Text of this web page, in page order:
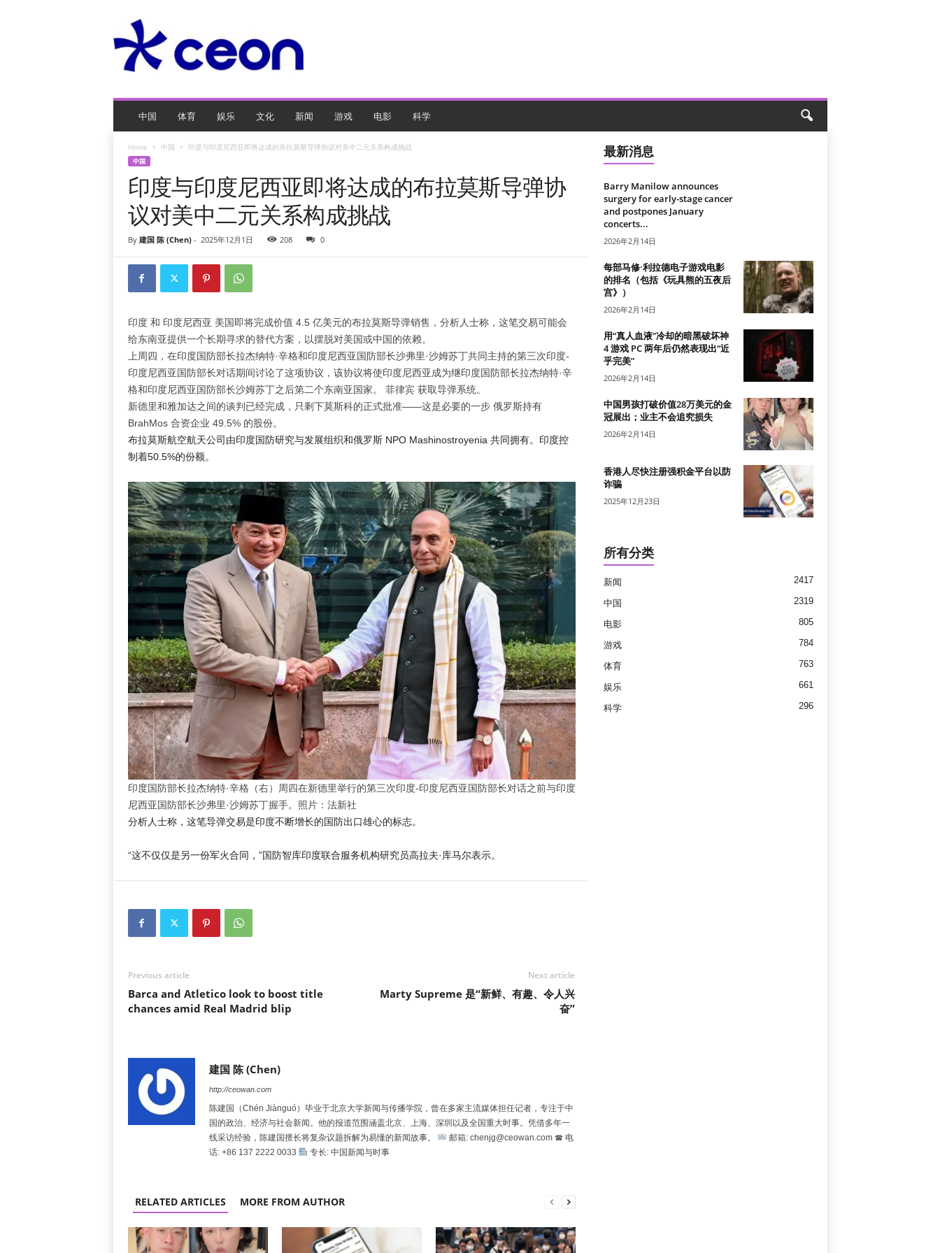
O
游
中国 体育 娱乐 文化 新闻 游戏 电影 科学
Home 中国 印度与印度尼西亚即将达成的布拉莫斯导弹协议对美中二元关系构成挑战
中国
印度与印度尼西亚即将达成的布拉莫斯导弹协
议对美中二元关系构成挑战
By 建国 陈 (Chen)- 2025年12月1日 208 0
印度和 印度尼西亚 美国即将完成价值 4.5 亿美元的布拉莫斯导弹销售，分析人士称，这笔交易可能会
给东南亚提供一个长期寻求的替代方案，以摆脱对美国或中国的依赖。
上周四，在印度国防部长拉杰纳特·辛格和印度尼西亚国防部长沙弗里·沙姆苏丁共同主持的第三次印度-
印度尼西亚国防部长对话期间讨论了这项协议，该协议将使印度尼西亚成为继印度国防部长拉杰纳特·辛
格和印度尼西亚国防部长沙姆苏丁之后第二个东南亚国家。 菲律宾获取导弹系统。
新德里和雅加达之间的谈判已经完成，只剩下莫斯科的正式批准——这是必要的一步 俄罗斯持有
BrahMos 合资企业 49.5% 的股份。
布拉莫斯航空航天公司由印度国防研究与发展组织和俄罗斯 NPO Mashinostroyenia 共同拥有。印度控
制着50.5%的份额。
印度国防部长拉杰纳特·辛格（右）周四在新德里举行的第三次印度-印度尼西亚国防部长对话之前与印度
尼西亚国防部长沙弗里·沙姆苏丁握手。照片：法新社
分析人士称，这笔导弹交易是印度不断增长的国防出口雄心的标志。
“这不仅仅是另一份军火合同，”国防智库印度联合服务机构研究员高拉夫·库马尔表示。
Previous article
Barca and Atletico look to boost title
chances amid Real Madrid blip
Next article
Marty Supreme 是“新鲜、有趣、令人兴
奋”
建国 陈 (Chen)
http://ceowan.com
陈建国（Chén Jiànguó）毕业于北京大学新闻与传播学院，曾在多家主流媒体担任记者，专注于中
国的政治、经济与社会新闻。他的报道范围涵盖北京、上海、深圳以及全国重大时事。凭借多年一
线采访经验，陈建国擅长将复杂议题拆解为易懂的新闻故事。
邮箱: chenjg@ceowan.com ☎ 电
话: +86 137 2222 0033
专长: 中国新闻与时事
RELATED ARTICLES MORE FROM AUTHOR
最新消息
Barry Manilow announces
surgery for early-stage cancer
and postpones January
concerts...
2026年2月14日
每部马修·利拉德电子游戏电影
的排名（包括《玩具熊的五夜后
宫》）
2026年2月14日
用“真人血液”冷却的暗黑破坏神
4 游戏 PC 两年后仍然表现出“近
乎完美”
2026年2月14日
中国男孩打破价值28万美元的金
冠展出；业主不会追究损失
2026年2月14日
香港人尽快注册强积金平台以防
诈骗
2025年12月23日
所有分类
新闻 2417
中国 2319
电影 805
游戏 784
体育 763
娱乐 661
科学 296